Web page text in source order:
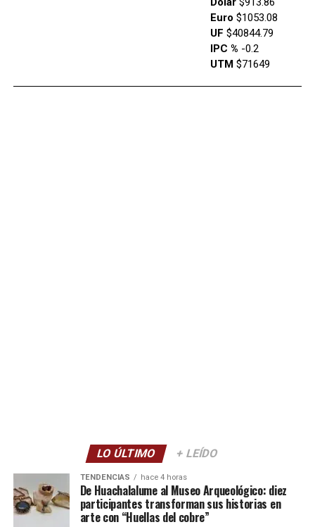
Euro $1053.08
UF $40844.79
IPC % -0.2
UTM $71649
LO ÚLTIMO + LEÍDO
TENDENCIAS hace 4 horas
De Huachalalume al Museo Arqueológico: diez
participantes transforman sus historias en
arte con “Huellas del cobre”